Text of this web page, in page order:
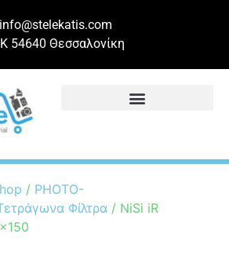
info@stelekatis.com
54640 Θεσσαλονίκη
/ PHOTO-
Φίλτρα / NiSi iR